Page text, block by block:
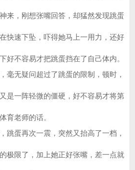
来，刚想张嘴回答，却猛然发现跳蛋
快速下坠，吓得她马上一用力，还好
好不容易才把跳蛋挡在了自己体内。
无疑问超过了跳蛋的限制，顿时，
是一阵轻微的僵硬，好不容易才将第
育老师的话。
蛋再次一震，突然又抬高了一档，
极限了，加上她正好张嘴，差一点就